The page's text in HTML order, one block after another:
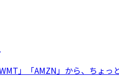
」「AMZN」から、ちょ